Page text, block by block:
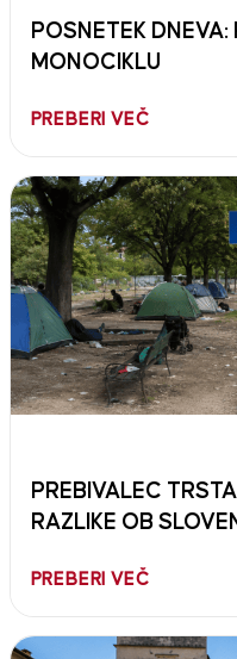
POSNETEK
MONOCIKLU
PREBERI VEČ
PREBIVALEC
RAZLIKE OB
PREBERI VEČ